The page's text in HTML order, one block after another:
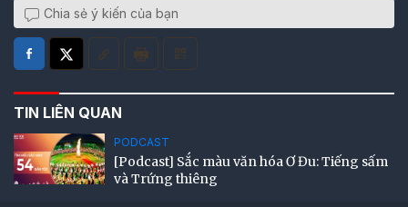
Chia sẻ ý kiến của bạn
TIN LIÊN QUAN
PODCAST
[Podcast] Sắc màu văn hóa Ơ Đu: Tiếng sấm
và Trứng thiêng